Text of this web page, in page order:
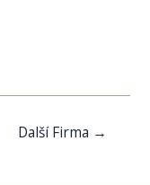
Další Firma →